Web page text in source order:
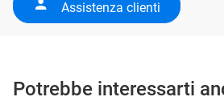
Assistenza clienti
Potrebbe interessarti